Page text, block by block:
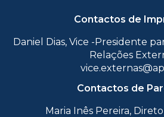
Contactos de
Daniel Dias, Vice -Presidente
Relações
Contactos de
Maria Inês Pereira,